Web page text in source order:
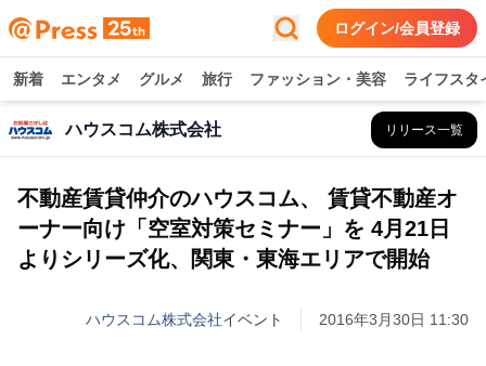
ログイン/会員登録
新着 エンタメ グルメ 旅行 ファッション・美容 ライフスタ
ハウスコム株式会社 リリース一覧
不動産賃貸仲介のハウスコム、 賃貸不動産オ
ーナー向け「空室対策セミナー」を 4月21日
よりシリーズ化、関東・東海エリアで開始
ハウスコム株式会社イベント 2016年3月30日 11:30